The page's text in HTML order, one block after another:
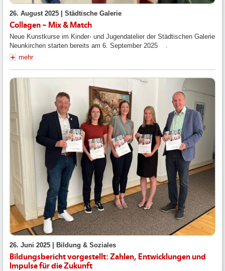
26. August 2025 | Städtische Galerie
Collagen – Mix & Match
Neue Kunstkurse im Kinder- und Jugendatelier der Städtischen Galerie
Neunkirchen starten bereits am 6. September 2025 .
mehr
26. Juni 2025 | Bildung & Soziales
Bildungsbericht vorgestellt: Zahlen, Entwicklungen und
Impulse für die Zukunft